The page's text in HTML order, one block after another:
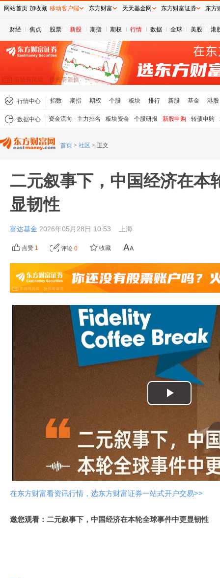
财经 焦点 股票 新股 期指 期权 行情 数据 全球 美股 港
行情中心 指数 期指 期权 个股 板块 排行 新股 基金 港股
数据中心 资金流向 主力排名 板块资金 个股研报 新股申购 转债申购
首页 > 社区 > 正文
二元叙事下，中国经济在本
显韧性
富达基金 2026年05月28日 10:53 上海
点赞 1 评论 0 收藏
播
放
视
频
在东方财富看资讯行情，选东方财富证券一站式开户交易>>
邀您观看：二元叙事下，中国经济在本轮全球事件中更显韧性
网站首页 加收藏 移动客户端 东方财富 天天基金网 东方财富证券 东方